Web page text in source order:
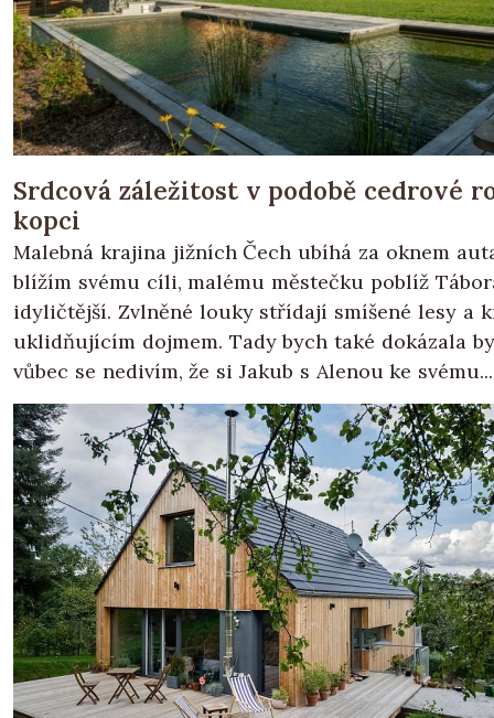
Srdcová záležitost v podobě cedrové
kopci
Malebná krajina jižních Čech ubíhá za oknem
blížím svému cíli, malému městečku poblíž
idyličtější. Zvlněné louky střídají smíšené lesy a
uklidňujícím dojmem. Tady bych také dokázala
vůbec se nedivím, že si Jakub s Alenou ke svému...